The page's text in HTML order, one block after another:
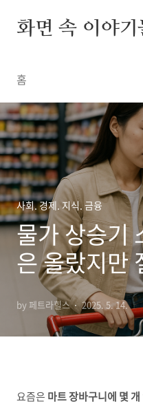
화면 속 이야기
홈
사회. 경제. 지식. 금융
물가 상승기
은 올랐지만
야 5가지
by 페트라힐스 2025. 5. 14.
요즘은 마트 장바구니에 몇